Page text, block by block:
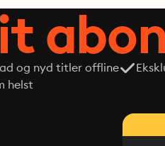
og nyd titler offline
helst